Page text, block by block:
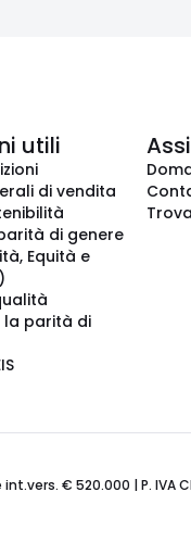
utili
di vendita
di genere
Equità e
parità di
€ 520.000 | P. IVA